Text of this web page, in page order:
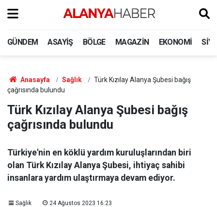
GÜNDEM ASAYIŞ BÖLGE MAGAZIN EKONOMI
Anasayfa Sağlık
Türk Kızılay Alanya Şubesi bağış
çağrısında bulundu
Türk Kızılay Alanya Şubesi bağış
çağrısında bulundu
Türkiye'nin en köklü yardım kuruluşlarından biri
olan Türk Kızılay Alanya Şubesi, ihtiyaç sahibi
insanlara yardım ulaştırmaya devam ediyor.
Sağlık 24 Ağustos 2023 16:23